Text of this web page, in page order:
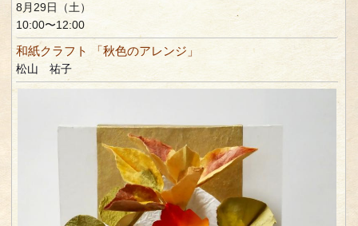
8月29日（土）
10:00〜12:00
和紙クラフト 「秋色のアレンジ」
松山 祐子